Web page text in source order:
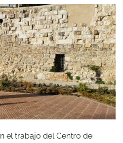
el trabajo del Centro de